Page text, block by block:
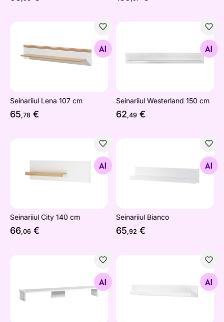
Otsi sarnaseid
Seinariiul Lena 107 cm
65,78 €
Seinariiul Westerland 150 cm
Seinariiul Westerland 150 cm
62,49 €
Seinariiul City 140 cm
66,06 €
Seinariiul Bianco
65,92 €